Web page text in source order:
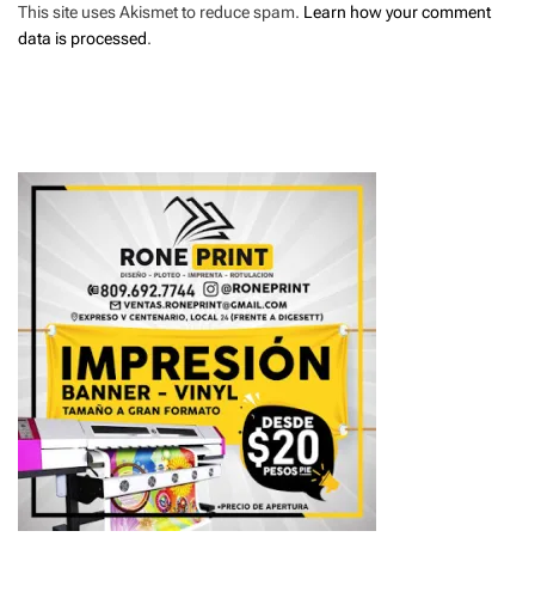
This site uses Akismet to reduce spam. Learn how your comment
data is processed.